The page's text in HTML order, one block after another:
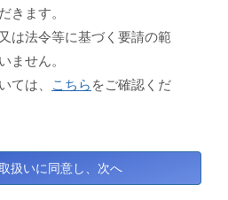
きます。
は法令等に基づく要請の範
ません。
ては、
こちら をご確認くだ